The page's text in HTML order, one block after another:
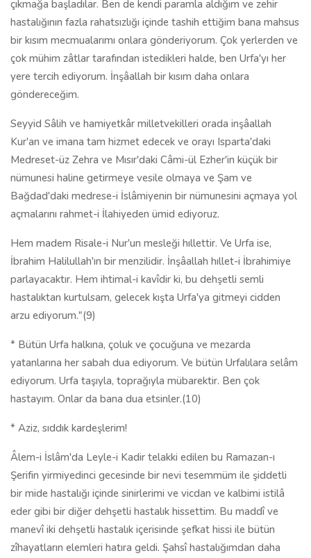
çıkmağa başladılar. Ben de kendi paramla aldığım ve zehir
hastalığının fazla rahatsızlığı içinde tashih ettiğim bana mahsus
bir kısım mecmualarımı onlara gönderiyorum. Çok yerlerden ve
çok mühim zâtlar tarafından istedikleri halde, ben Urfa'yı her
yere tercih ediyorum. İnşâallah bir kısım daha onlara
göndereceğim.
Seyyid Sâlih ve hamiyetkâr milletvekilleri orada inşâallah
Kur'an ve imana tam hizmet edecek ve orayı Isparta'daki
Medreset-üz Zehra ve Mısır'daki Câmi-ül Ezher'in küçük bir
nümunesi haline getirmeye vesile olmaya ve Şam ve
Bağdad'daki medrese-i İslâmiyenin bir nümunesini açmaya yol
açmalarını rahmet-i İlahiyeden ümid ediyoruz.
Hem madem Risale-i Nur'un mesleği hıllettir. Ve Urfa ise,
İbrahim Halilullah'ın bir menzilidir. İnşâallah hıllet-i İbrahimiye
parlayacaktır. Hem ihtimal-i kavîdir ki, bu dehşetli semli
hastalıktan kurtulsam, gelecek kışta Urfa'ya gitmeyi cidden
arzu ediyorum."(9)
* Bütün Urfa halkına, çoluk ve çocuğuna ve mezarda
yatanlarına her sabah dua ediyorum. Ve bütün Urfalılara selâm
ediyorum. Urfa taşıyla, toprağıyla mübarektir. Ben çok
hastayım. Onlar da bana dua etsinler.(10)
* Aziz, sıddık kardeşlerim!
Âlem-i İslâm'da Leyle-i Kadir telakki edilen bu Ramazan-ı
Şerifin yirmiyedinci gecesinde bir nevi tesemmüm ile şiddetli
bir mide hastalığı içinde sinirlerimi ve vicdan ve kalbimi istilâ
eder gibi bir diğer dehşetli hastalık hissettim. Bu maddî ve
manevî iki dehşetli hastalık içerisinde şefkat hissi ile bütün
zîhayatların elemleri hatıra geldi. Şahsî hastalığımdan daha